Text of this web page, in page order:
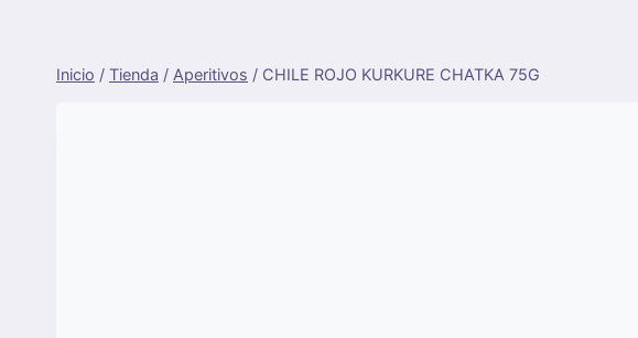
Inicio / Tienda / Aperitivos / CHILE ROJO KURKURE CHATKA 75G